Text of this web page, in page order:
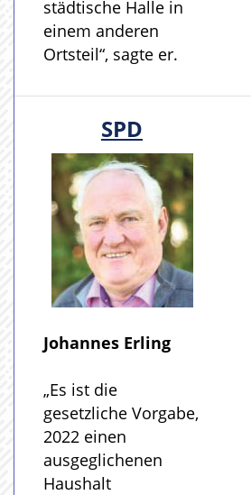
städtische Halle in
einem anderen
Ortsteil“, sagte er.
SPD
Johannes Erling
„Es ist die
gesetzliche Vorgabe,
2022 einen
ausgeglichenen
Haushalt